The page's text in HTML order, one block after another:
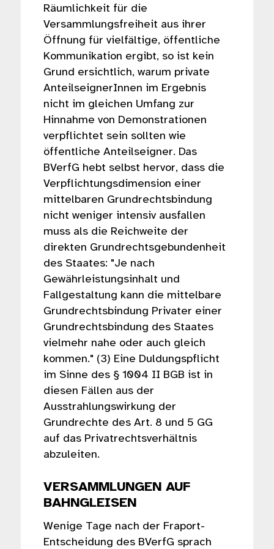
Räumlichkeit für die
Versammlungsfreiheit aus ihrer
Öffnung für vielfältige, öffentliche
Kommunikation ergibt, so ist kein
Grund ersichtlich, warum private
AnteilseignerInnen im Ergebnis
nicht im gleichen Umfang zur
Hinnahme von Demonstrationen
verpflichtet sein sollten wie
öffentliche Anteilseigner. Das
BVerfG hebt selbst hervor, dass die
Verpflichtungsdimension einer
mittelbaren Grundrechtsbindung
nicht weniger intensiv ausfallen
muss als die Reichweite der
direkten Grundrechtsgebundenheit
des Staates: "Je nach
Gewährleistungsinhalt und
Fallgestaltung kann die mittelbare
Grundrechtsbindung Privater einer
Grundrechtsbindung des Staates
vielmehr nahe oder auch gleich
kommen." (3) Eine Duldungspflicht
im Sinne des § 1004 II BGB ist in
diesen Fällen aus der
Ausstrahlungswirkung der
Grundrechte des Art. 8 und 5 GG
auf das Privatrechtsverhältnis
abzuleiten.
VERSAMMLUNGEN AUF
BAHNGLEISEN
Wenige Tage nach der Fraport-
Entscheidung des BVerfG sprach